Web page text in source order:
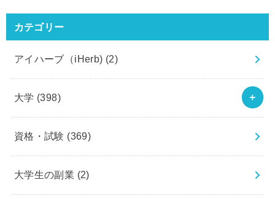
カテゴリー
アイハーブ（iHerb) (2)
大学 (398)
資格・試験 (369)
大学生の副業 (2)